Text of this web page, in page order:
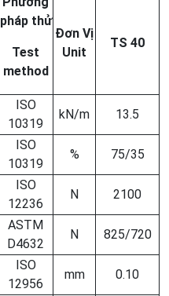
pháp thử
Test
method
Đơn Vị
Unit
TS 40
ISO
10319
kN/m 13.5
ISO
10319
% 75/35
ISO
12236
N 2100
ASTM
D4632
N 825/720
ISO
12956
mm 0.10